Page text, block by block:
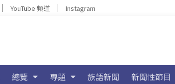
YouTube 頻道 Instagram
總覽 專題 族語新聞 新聞性節目